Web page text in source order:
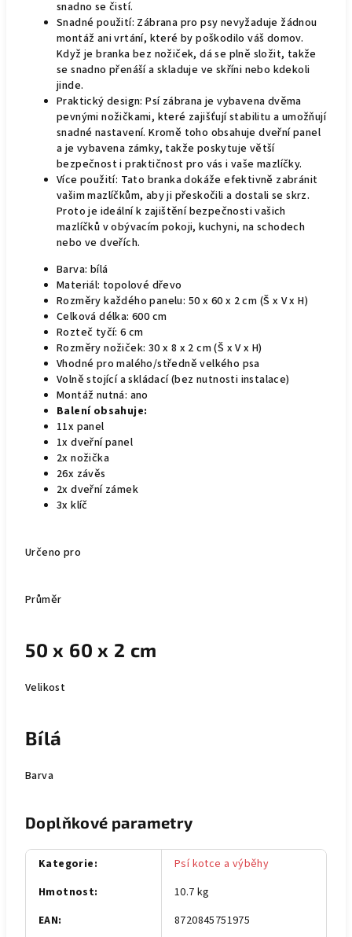
snadno se čistí.
Snadné použití: Zábrana pro psy nevyžaduje žádnou
montáž ani vrtání, které by poškodilo váš domov.
Když je branka bez nožiček, dá se plně složit, takže
se snadno přenáší a skladuje ve skříni nebo kdekoli
jinde.
Praktický design: Psí zábrana je vybavena dvěma
pevnými nožičkami, které zajišťují stabilitu a umožňují
snadné nastavení. Kromě toho obsahuje dveřní panel
a je vybavena zámky, takže poskytuje větší
bezpečnost i praktičnost pro vás i vaše mazlíčky.
Více použití: Tato branka dokáže efektivně zabránit
vašim mazlíčkům, aby ji přeskočili a dostali se skrz.
Proto je ideální k zajištění bezpečnosti vašich
mazlíčků v obývacím pokoji, kuchyni, na schodech
nebo ve dveřích.
Barva: bílá
Materiál: topolové dřevo
Rozměry každého panelu: 50 x 60 x 2 cm (Š x V x H)
Celková délka: 600 cm
Rozteč tyčí: 6 cm
Rozměry nožiček: 30 x 8 x 2 cm (Š x V x H)
Vhodné pro malého/středně velkého psa
Volně stojící a skládací (bez nutnosti instalace)
Montáž nutná: ano
Balení obsahuje:
11x panel
1x dveřní panel
2x nožička
26x závěs
2x dveřní zámek
3x klíč
Určeno pro
Průměr
50 x 60 x 2 cm
Velikost
Bílá
Barva
Doplňkové parametry
Kategorie:
Psí kotce a výběhy
Hmotnost:
10.7 kg
EAN:
8720845751975